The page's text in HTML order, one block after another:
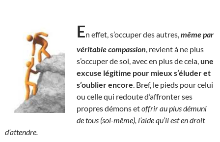
En effet, s’occuper des autres, même par
véritable compassion , revient à ne plus
s’occuper de soi, avec en plus de cela, une
excuse légitime pour mieux s’éluder et
s’oublier encore . Bref, le pieds pour celui
ou celle qui redoute d’affronter ses
propres démons etoffrir au plus démuni
de tous (soi-même), l’aide qu’il est en droit
d’attendre.